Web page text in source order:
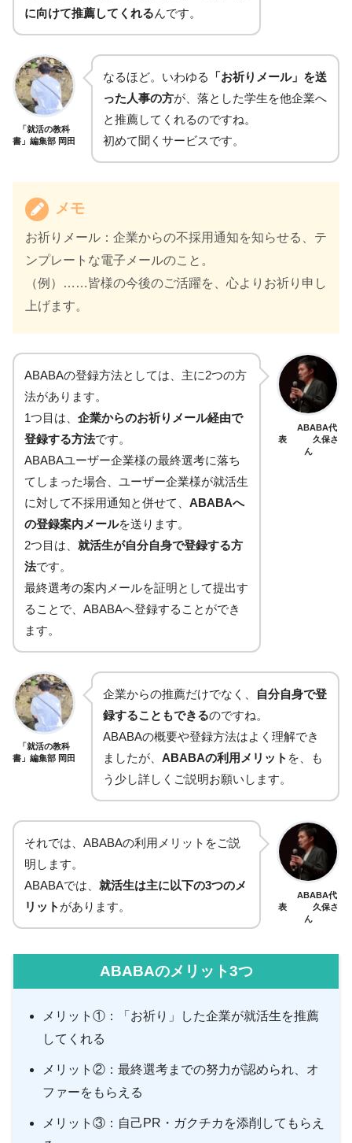
に向けて推薦してくれるんです。
「就活の教科
書」編集部 岡田
なるほど。いわゆる
「お祈りメール」を送
った人事の方が、落とした学生を他企業へ
と推薦してくれるのですね。
初めて聞くサービスです。
メモ
お祈りメール：企業からの不採用通知を知らせる、テ
ンプレートな電子メールのこと。
（例）……皆様の今後のご活躍を、心よりお祈り申し
上げます。
ABABAの登録方法としては、主に2つの方
法があります。
1つ目は、 企業からのお祈りメール経由で
登録する方法です。
ABABAユーザー企業様の最終選考に落ち
てしまった場合、ユーザー企業様が就活生
に対して不採用通知と併せて、 ABABAへ
の登録案内メールを送ります。
2つ目は、 就活生が自分自身で登録する方
法です。
最終選考の案内メールを証明として提出す
ることで、ABABAへ登録することができ
ます。
ABABA代
表 久保さ
ん
「就活の教科
書」編集部 岡田
企業からの推薦だけでなく、
自分自身で登
録することもできるのですね。
ABABAの概要や登録方法はよく理解でき
ましたが、 ABABAの利用メリット を、も
う少し詳しくご説明お願いします。
それでは、ABABAの利用メリットをご説
明します。
ABABAでは、 就活生は主に以下の3つのメ
リット があります。
ABABA代
表 久保さ
ん
ABABAのメリット3つ
メリット①：「お祈り」した企業が就活生を推薦
してくれる
メリット②：最終選考までの努力が認められ、オ
ファーをもらえる
メリット③：自己PR・ガクチカを添削してもらえ